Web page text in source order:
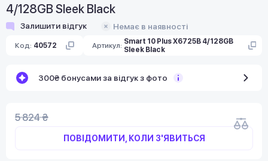
4/128GB Sleek Black
Залишити відгук Немає в наявності
Код: 40572 Артикул: Smart 10 Plus X6725B 4/128GB
Sleek Black
300₴ бонусами за відгук з фото
5 824 ₴
ПОВІДОМИТИ, КОЛИ З'ЯВИТЬСЯ